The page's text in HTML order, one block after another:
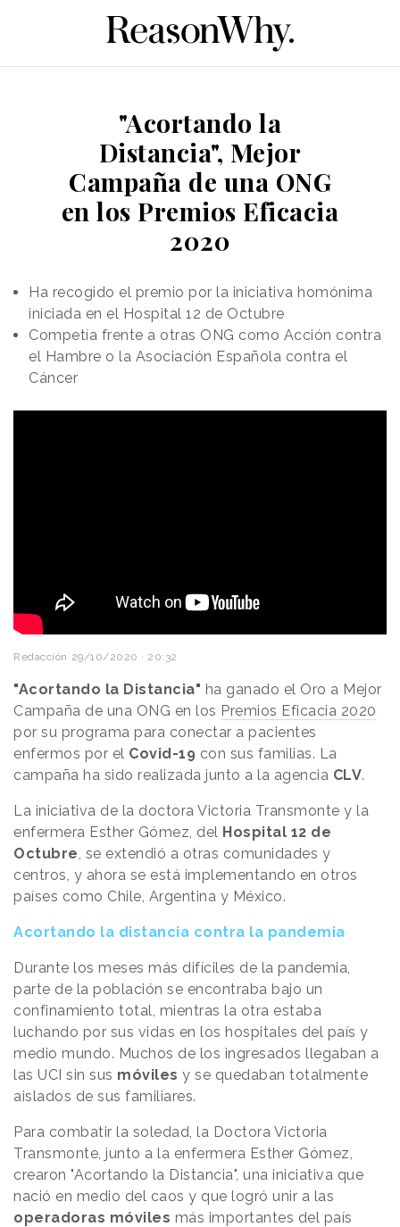
"Acortando la
Distancia", Mejor
Campaña de una ONG
en los Premios Eficacia
2020
Ha recogido el premio por la iniciativa homónima
iniciada en el Hospital 12 de Octubre
Competía frente a otras ONG como Acción contra
el Hambre o la Asociación Española contra el
Cáncer
Redacción 29/10/2020 · 20:32
"Acortando la Distancia" ha ganado el Oro a Mejor
Campaña de una ONG en los Premios Eficacia 2020
por su programa para conectar a pacientes
enfermos por el Covid-19 con sus familias. La
campaña ha sido realizada junto a la agencia CLV.
La iniciativa de la doctora Victoria Transmonte y la
enfermera Esther Gómez, del Hospital 12 de
Octubre, se extendió a otras comunidades y
centros, y ahora se está implementando en otros
países como Chile, Argentina y México.
Acortando la distancia contra la pandemia
Durante los meses más difíciles de la pandemia,
parte de la población se encontraba bajo un
confinamiento total, mientras la otra estaba
luchando por sus vidas en los hospitales del país y
medio mundo. Muchos de los ingresados llegaban a
las UCI sin sus móviles y se quedaban totalmente
aislados de sus familiares.
Para combatir la soledad, la Doctora Victoria
Transmonte, junto a la enfermera Esther Gómez,
crearon "Acortando la Distancia", una iniciativa que
nació en medio del caos y que logró unir a las
operadoras móviles más importantes del país